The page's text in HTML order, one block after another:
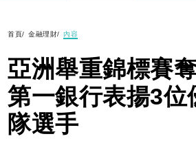
首頁/ 金融理財/ 內容
亞洲舉重錦標賽
第一銀行表揚3位
隊選手